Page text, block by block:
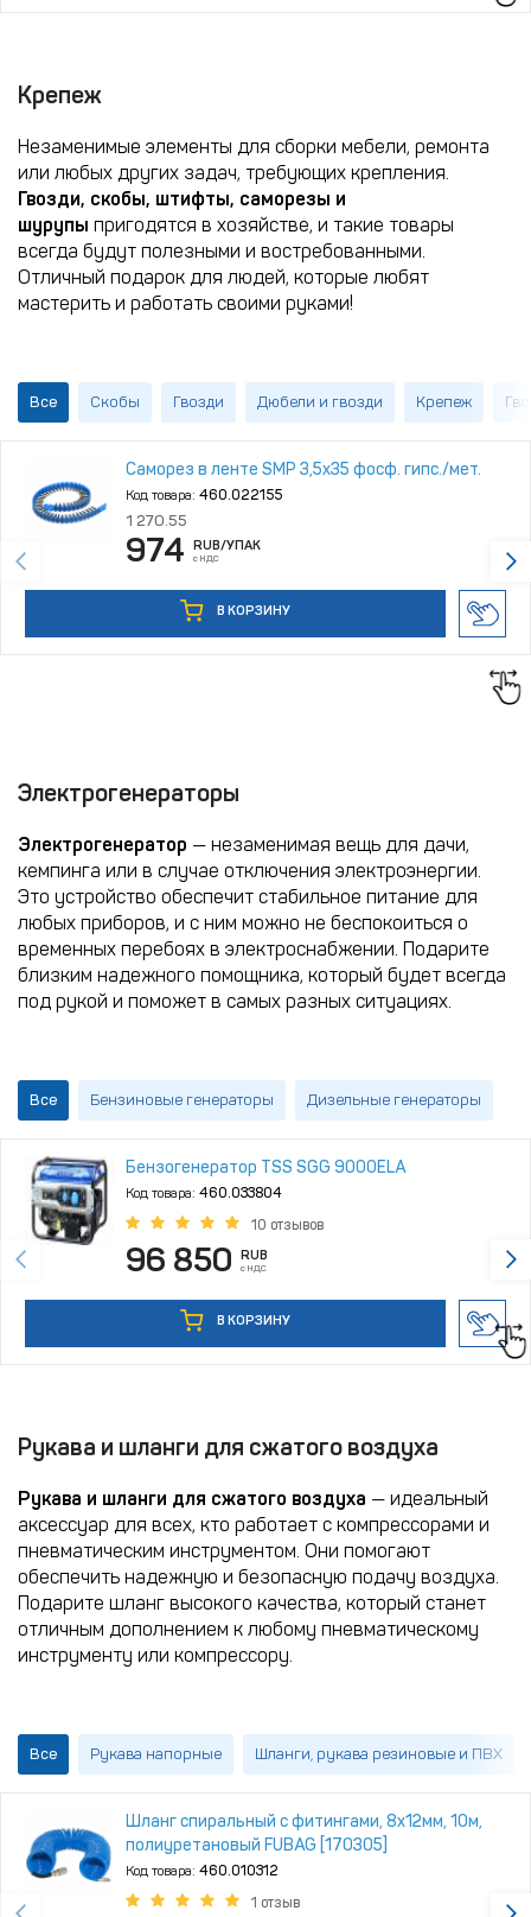
Крепеж
Незаменимые элементы для сборки мебели, ремонта
или любых других задач, требующих крепления.
Гвозди, скобы, штифты, саморезы и
шурупы пригодятся в хозяйстве, и такие товары
всегда будут полезными и востребованными.
Отличный подарок для людей, которые любят
мастерить и работать своими руками!
Все Скобы Гвозди Дюбели и гвозди Крепеж
Саморез в ленте SMP 3,5х35 фосф. гипс./мет.
Код товара: 460.022155
1 270.55
974 RUB/УПАК
с НДС
В КОРЗИНУ
Электрогенераторы
Электрогенератор — незаменимая вещь для дачи,
кемпинга или в случае отключения электроэнергии.
Это устройство обеспечит стабильное питание для
любых приборов, и с ним можно не беспокоиться о
временных перебоях в электроснабжении. Подарите
близким надежного помощника, который будет всегда
под рукой и поможет в самых разных ситуациях.
Все Бензиновые генераторы Дизельные генераторы
Бензогенератор TSS SGG 9000ELA
Код товара: 460.033804
10 отзывов
96 850 RUB
с НДС
В КОРЗИНУ
Рукава и шланги для сжатого воздуха
Рукава и шланги для сжатого воздуха — идеальный
аксессуар для всех, кто работает с компрессорами и
пневматическим инструментом. Они помогают
обеспечить надежную и безопасную подачу воздуха.
Подарите шланг высокого качества, который станет
отличным дополнением к любому пневматическому
инструменту или компрессору.
Все Рукава напорные Шланги, рукава резиновые и ПВХ
Шланг спиральный с фитингами, 8х12мм, 10м,
полиуретановый FUBAG [170305]
Код товара: 460.010312
1 отзыв